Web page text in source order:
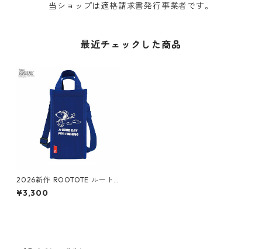
当ショップは適格請求書発行事業者です。
最近チェックした商品
2026新作 ROOTOTE ルート
ート Vintage PEANUTS スヌ
ーピー ThermoーKeeper 851
¥3,300